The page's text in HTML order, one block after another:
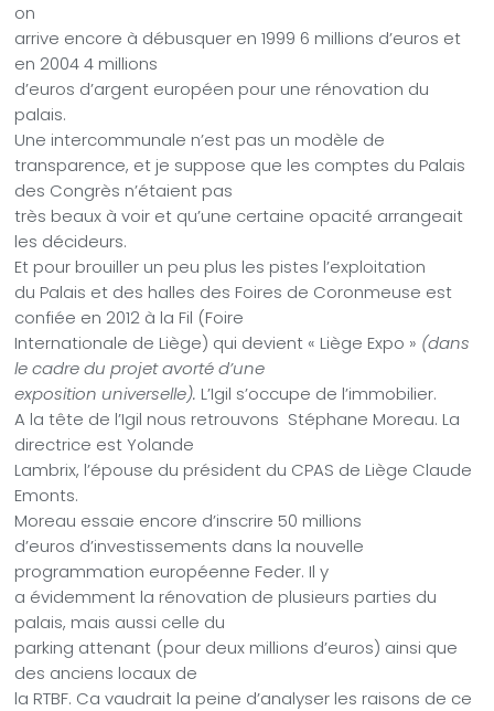
on
arrive encore à débusquer en 1999 6 millions d’euros et
en 2004 4 millions
d’euros d’argent européen pour une rénovation du
palais.
Une intercommunale n’est pas un modèle de
transparence, et je suppose que les comptes du Palais
des Congrès n’étaient pas
très beaux à voir et qu’une certaine opacité arrangeait
les décideurs.
Et pour brouiller un peu plus les pistes l’exploitation
du Palais et des halles des Foires de Coronmeuse est
confiée en 2012 à la Fil (Foire
Internationale de Liège) qui devient « Liège Expo » (dans
le cadre du projet avorté d’une
exposition universelle). L’Igil s’occupe de l’immobilier.
A la tête de l’Igil nous retrouvons Stéphane Moreau. La
directrice est Yolande
Lambrix, l’épouse du président du CPAS de Liège Claude
Emonts.
Moreau essaie encore d’inscrire 50 millions
d’euros d’investissements dans la nouvelle
programmation européenne Feder. Il y
a évidemment la rénovation de plusieurs parties du
palais, mais aussi celle du
parking attenant (pour deux millions d’euros) ainsi que
des anciens locaux de
la RTBF. Ca vaudrait la peine d’analyser les raisons de ce